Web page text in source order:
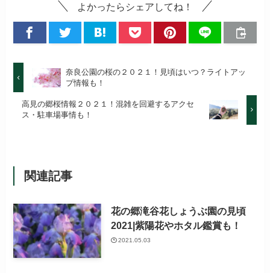
よかったらシェアしてね！
奈良公園の桜の２０２１！見頃はいつ？ライトアッ
プ情報も！
高見の郷桜情報２０２１！混雑を回避するアクセ
ス・駐車場事情も！
関連記事
花の郷滝谷花しょうぶ園の見頃
2021|紫陽花やホタル鑑賞も！
2021.05.03